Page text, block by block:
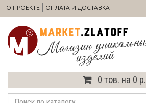
О ПРОЕКТЕ ОПЛАТА И ДОСТАВКА
0 тов. на 0 р.